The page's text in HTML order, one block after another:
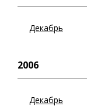
Декабрь
2006
Декабрь